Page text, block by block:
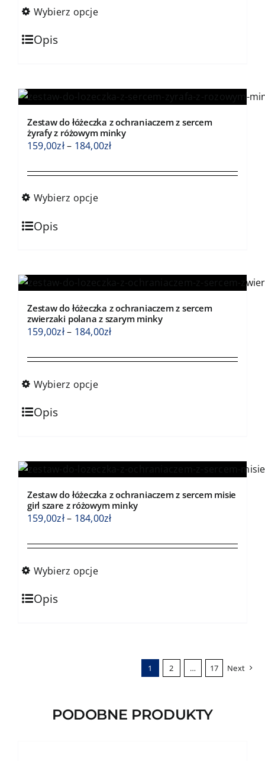
Wybierz opcje
Ten
produkt
wariantów.
można
wybrać
stronie
produktu
Opis
Zestaw do łóżeczka z ochraniaczem z sercem
żyrafy z różowym minky
159,00zł– 184,00złZakres
od
Wybierz opcje
Ten
produkt
wariantów.
można
wybrać
stronie
produktu
Opis
Zestaw do łóżeczka z ochraniaczem z sercem
zwierzaki polana z szarym minky
159,00zł– 184,00złZakres
od
Wybierz opcje
Ten
produkt
wariantów.
można
wybrać
stronie
produktu
Opis
Zestaw do łóżeczka z ochraniaczem z sercem misie
girl szare z różowym minky
159,00zł– 184,00złZakres
od
Wybierz opcje
Ten
produkt
Opis
1 2 … 17 Next
PODOBNE PRODUKTY